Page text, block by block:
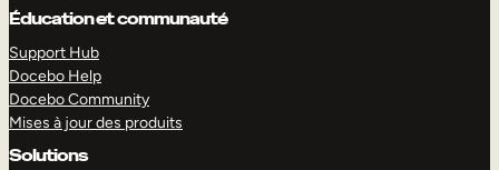
Éducation et communauté
Support Hub
Docebo Help
Docebo Community
Mises à jour des produits
Solutions